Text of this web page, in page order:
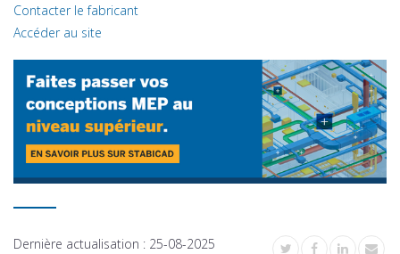
Contacter le fabricant
Accéder au site
Dernière actualisation : 25-08-2025